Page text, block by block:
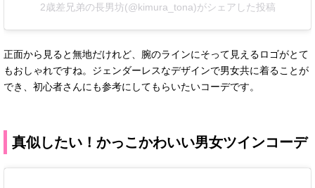
2歳差兄弟の長男坊(@kimura_tona)がシェアした投稿
正面から見ると無地だけれど、腕のラインにそって見えるロゴがとて
もおしゃれですね。ジェンダーレスなデザインで男女共に着ることが
でき、初心者さんにも参考にしてもらいたいコーデです。
真似したい！かっこかわいい男女ツインコーデ